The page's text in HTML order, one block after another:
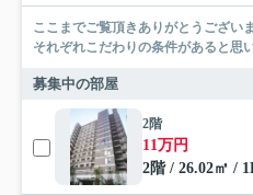
ここまでご覧頂きありがとうございます。 お部屋探しの際には
それぞれこだわりの条件があると思
募集中の部屋
2階
11万円
2階 / 26.02㎡ /